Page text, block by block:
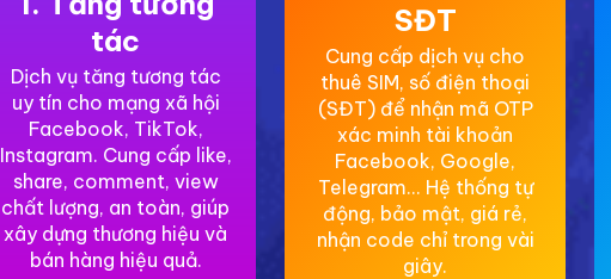
tác
Dịch vụ tăng tương tác
uy tín cho mạng xã hội
Facebook, TikTok,
Instagram. Cung cấp like,
share, comment, view
chất lượng, an toàn, giúp
xây dựng thương hiệu và
bán hàng hiệu quả.
SĐT
Cung cấp dịch vụ cho
thuê SIM, số điện thoại
(SĐT) để nhận mã OTP
xác minh tài khoản
Facebook, Google,
Telegram... Hệ thống tự
động, bảo mật, giá rẻ,
nhận code chỉ trong vài
giây.